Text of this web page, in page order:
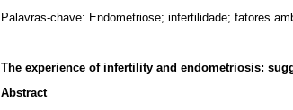
Palavras­-chave: Endometriose; infertilidade; fatores
The experience of infertility and endometriosis:
Abstract